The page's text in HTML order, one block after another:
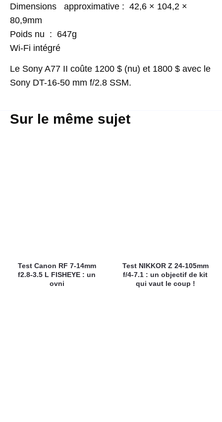
Dimensions approximative : 42,6 × 104,2 ×
80,9mm
Poids nu : 647g
Wi-Fi intégré
Le Sony A77 II coûte 1200 $ (nu) et 1800 $ avec le
Sony DT-16-50 mm f/2.8 SSM.
Sur le même sujet
Test Canon RF 7-14mm
f2.8-3.5 L FISHEYE : un
ovni
Test NIKKOR Z 24-105mm
f/4-7.1 : un objectif de kit
qui vaut le coup !